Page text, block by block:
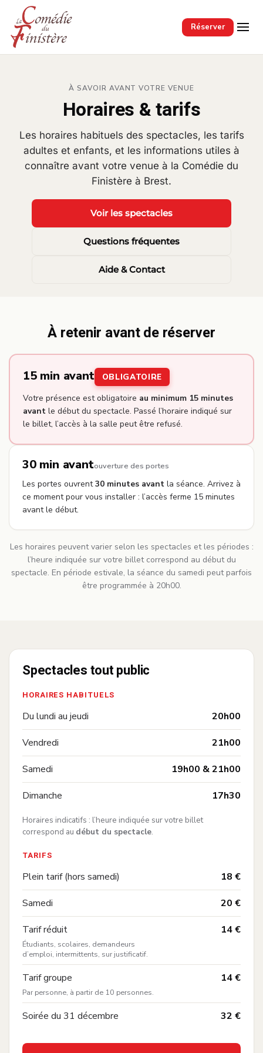
Réserver
Passer au contenu principal
À SAVOIR AVANT VOTRE VENUE
Horaires & tarifs
Les horaires habituels des spectacles, les tarifs
adultes et enfants, et les informations utiles à
connaître avant votre venue à la Comédie du
Finistère à Brest.
Voir les spectacles
Questions fréquentes
Aide & Contact
À retenir avant de réserver
15 min avant
OBLIGATOIRE
Votre présence est obligatoire au minimum 15 minutes
avant le début du spectacle. Passé l’horaire indiqué sur
le billet, l’accès à la salle peut être refusé.
30 min avantouverture des portes
Les portes ouvrent30 minutes avant la séance. Arrivez à
ce moment pour vous installer : l’accès ferme 15 minutes
avant le début.
Les horaires peuvent varier selon les spectacles et les périodes :
l’heure indiquée sur votre billet correspond au début du
spectacle. En période estivale, la séance du samedi peut parfois
être programmée à 20h00.
Spectacles tout public
HORAIRES HABITUELS
Du lundi au jeudi —
20h00
Vendredi —
21h00
Samedi —
19h00 & 21h00
Dimanche —
17h30
Horaires indicatifs : l’heure indiquée sur votre billet
correspond au début du spectacle.
TARIFS
Plein tarif (hors samedi) —
18 €
Samedi —
20 €
Tarif réduit:
Étudiants, scolaires, demandeurs
d’emploi, intermittents, sur justificatif.
—
14 €
Tarif groupe
Par personne, à partir de 10 personnes.
—
14 €
Soirée du 31 décembre —
32 €